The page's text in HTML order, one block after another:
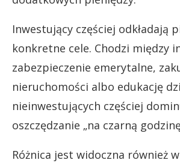
Inwestujący częściej odkładają
konkretne cele. Chodzi między
zabezpieczenie emerytalne,
nieruchomości albo edukację
nieinwestujących częściej
oszczędzanie „na czarną
Różnica jest widoczna również